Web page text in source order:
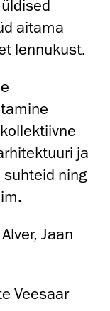
aitama
lennukust.
ja
ning
Jaan
Veesaar